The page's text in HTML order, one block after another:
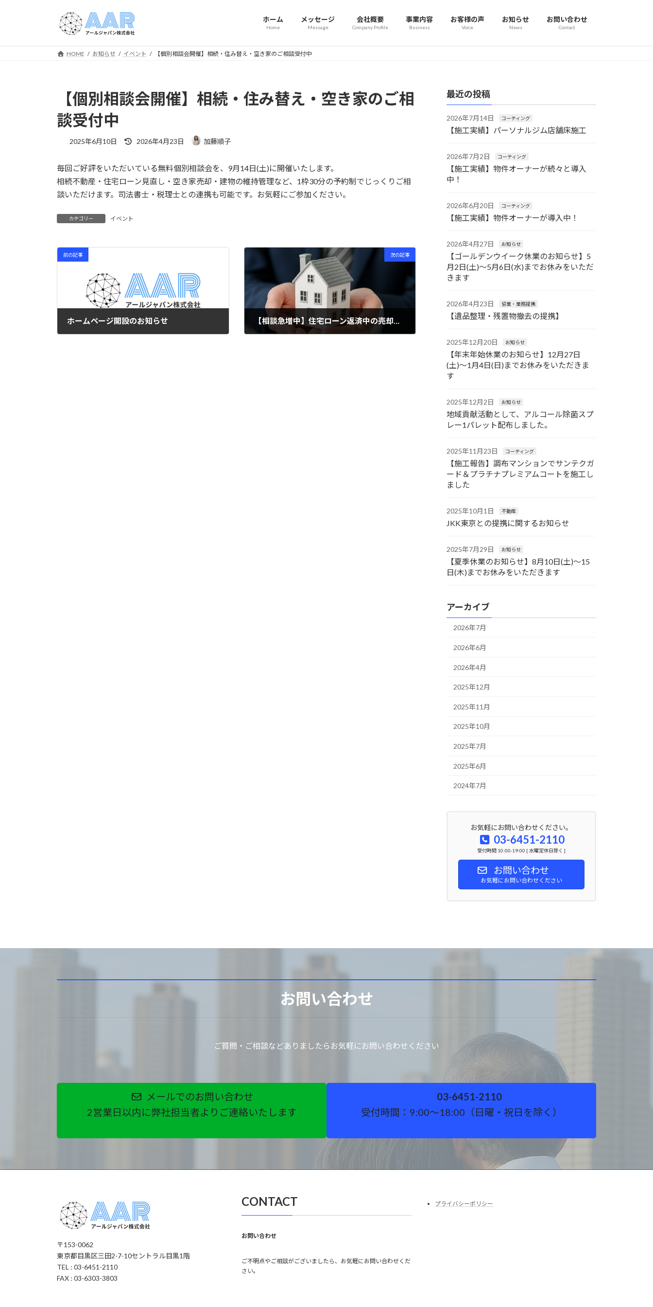
ホーム
Home
メッセージ
Message
会社概要
Company Profile
事業内容
Business
お客様の声
Voice
お知らせ
News
お問い合わせ
Contact
HOME お知らせ イベント 【個別相談会開催】相続・住み替え・空き家のご相談受付中
【個別相談会開催】相続・住み替え・空き家のご相
談受付中
2025年6月10日
最
新
日
:
2026年4月23日 加藤順子
毎回ご好評をいただいている無料個別相談会を、9月14日(土)に開催いたします。
相続不動産・住宅ローン見直し・空き家売却・建物の維持管理など、1枠30分の予約制でじっくりご相
談いただけます。司法書士・税理士との連携も可能です。お気軽にご参加ください。
カテゴリー イベント
前の記事
ホームページ開設のお知らせ
次の記事
【相談急増中】住宅ローン返済中の売却について
最近の投稿
2026年7月14日 コーティング
【施工実績】パーソナルジム店舗床施工
2026年7月2日 コーティング
【施工実績】物件オーナーが続々と導入
中！
2026年6月20日 コーティング
【施工実績】物件オーナーが導入中！
2026年4月27日 お知らせ
【ゴールデンウイーク休業のお知らせ】5
月2日(土)〜5月6日(水)までお休みをいただ
きます
2026年4月23日 協業・業務提携
【遺品整理・残置物撤去の提携】
2025年12月20日 お知らせ
【年末年始休業のお知らせ】12月27日
(土)〜1月4日(日)までお休みをいただきま
す
2025年12月2日 お知らせ
地域貢献活動として、アルコール除菌スプ
レー1パレット配布しました。
2025年11月23日 コーティング
【施工報告】調布マンションでサンテクガ
ード＆プラチナプレミアムコートを施工し
ました
2025年10月1日 不動産
JKK東京との提携に関するお知らせ
2025年7月29日 お知らせ
【夏季休業のお知らせ】8月10日(土)〜15
日(木)までお休みをいただきます
アーカイブ
2026年7月
2026年6月
2026年4月
2025年12月
2025年11月
2025年10月
2025年7月
2025年6月
2024年7月
お気軽にお問い合わせください。
03-6451-2110
受付時間 10:00-19:00 [ 水曜定休日除く ]
お問い合わせ
お気軽にお問い合わせください
お問い合わせ
ご質問・ご相談などありましたらお気軽にお問い合わせください
メールでのお問い合わせ
2営業日以内に弊社担当者よりご連絡いたします
03-6451-2110
受付時間：9:00～18:00（日曜・祝日を除く）
〒153-0062
東京都目黒区三田2-7-10セントラル目黒1階
TEL : 03-6451-2110
FAX : 03-6303-3803
CONTACT
お問い合わせ
ご不明点やご相談がございましたら、お気軽にお問い合わせくだ
さい。
プライバシーポリシー